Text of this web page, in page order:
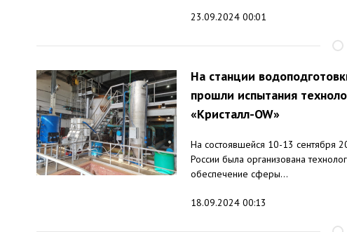
23.09.2024 00:01
На станции
прошли испытания
«Кристалл-OW»
На состоявшейся 10-13 сентября
России была организована
обеспечение сферы...
18.09.2024 00:13